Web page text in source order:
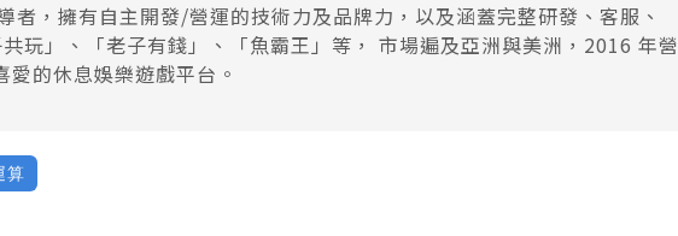
者，擁有自主開發/營運的技術力及品牌力，以及涵蓋完整研發、客服、
玩」、「老子有錢」、「魚霸王」等， 市場遍及亞洲與美洲，2016 年營
的休息娛樂遊戲平台。
算